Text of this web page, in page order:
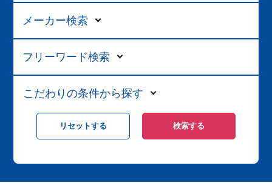
メーカー検索
フリーワード検索
こだわりの条件から探す